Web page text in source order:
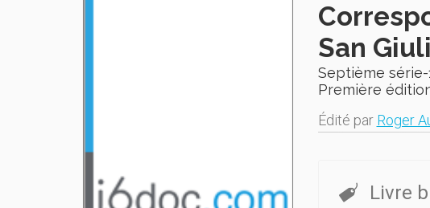
San
Septième série-
Première
Édité par Roger
Livre